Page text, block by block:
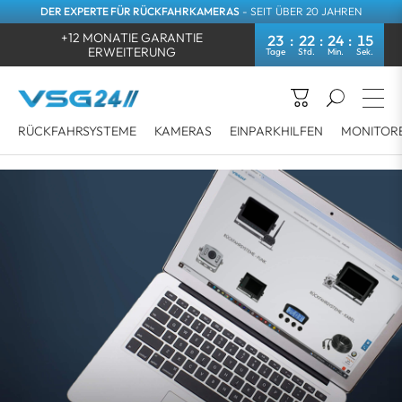
DER EXPERTE FÜR RÜCKFAHRKAMERAS - SEIT ÜBER 20 JAHREN
+12 MONATIE GARANTIE
ERWEITERUNG
23 22 24 15
RÜCKFAHRSYSTEME KAMERAS EINPARKHILFEN